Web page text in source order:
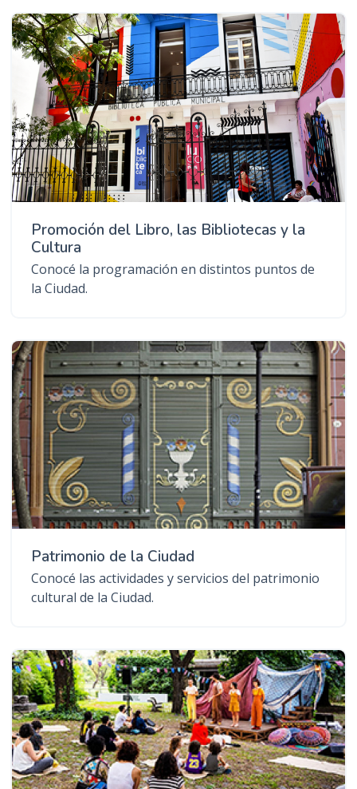
Promoción del Libro, las Bibliotecas y la
Cultura
Conocé la programación en distintos puntos de
la Ciudad.
Patrimonio de la Ciudad
Conocé las actividades y servicios del patrimonio
cultural de la Ciudad.